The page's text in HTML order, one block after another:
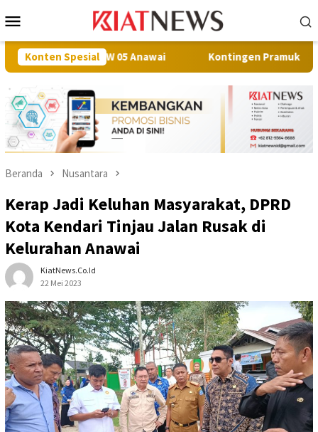
ke
Mobile
Konten Spesial
RW 05 Anawai Kontingen Pramuka Muna Berangkat
Beranda Nusantara
Kerap Jadi Keluhan Masyarakat, DPRD
Kota Kendari Tinjau Jalan Rusak di
Kelurahan Anawai
KiatNews.co.id
22 Mei 2023